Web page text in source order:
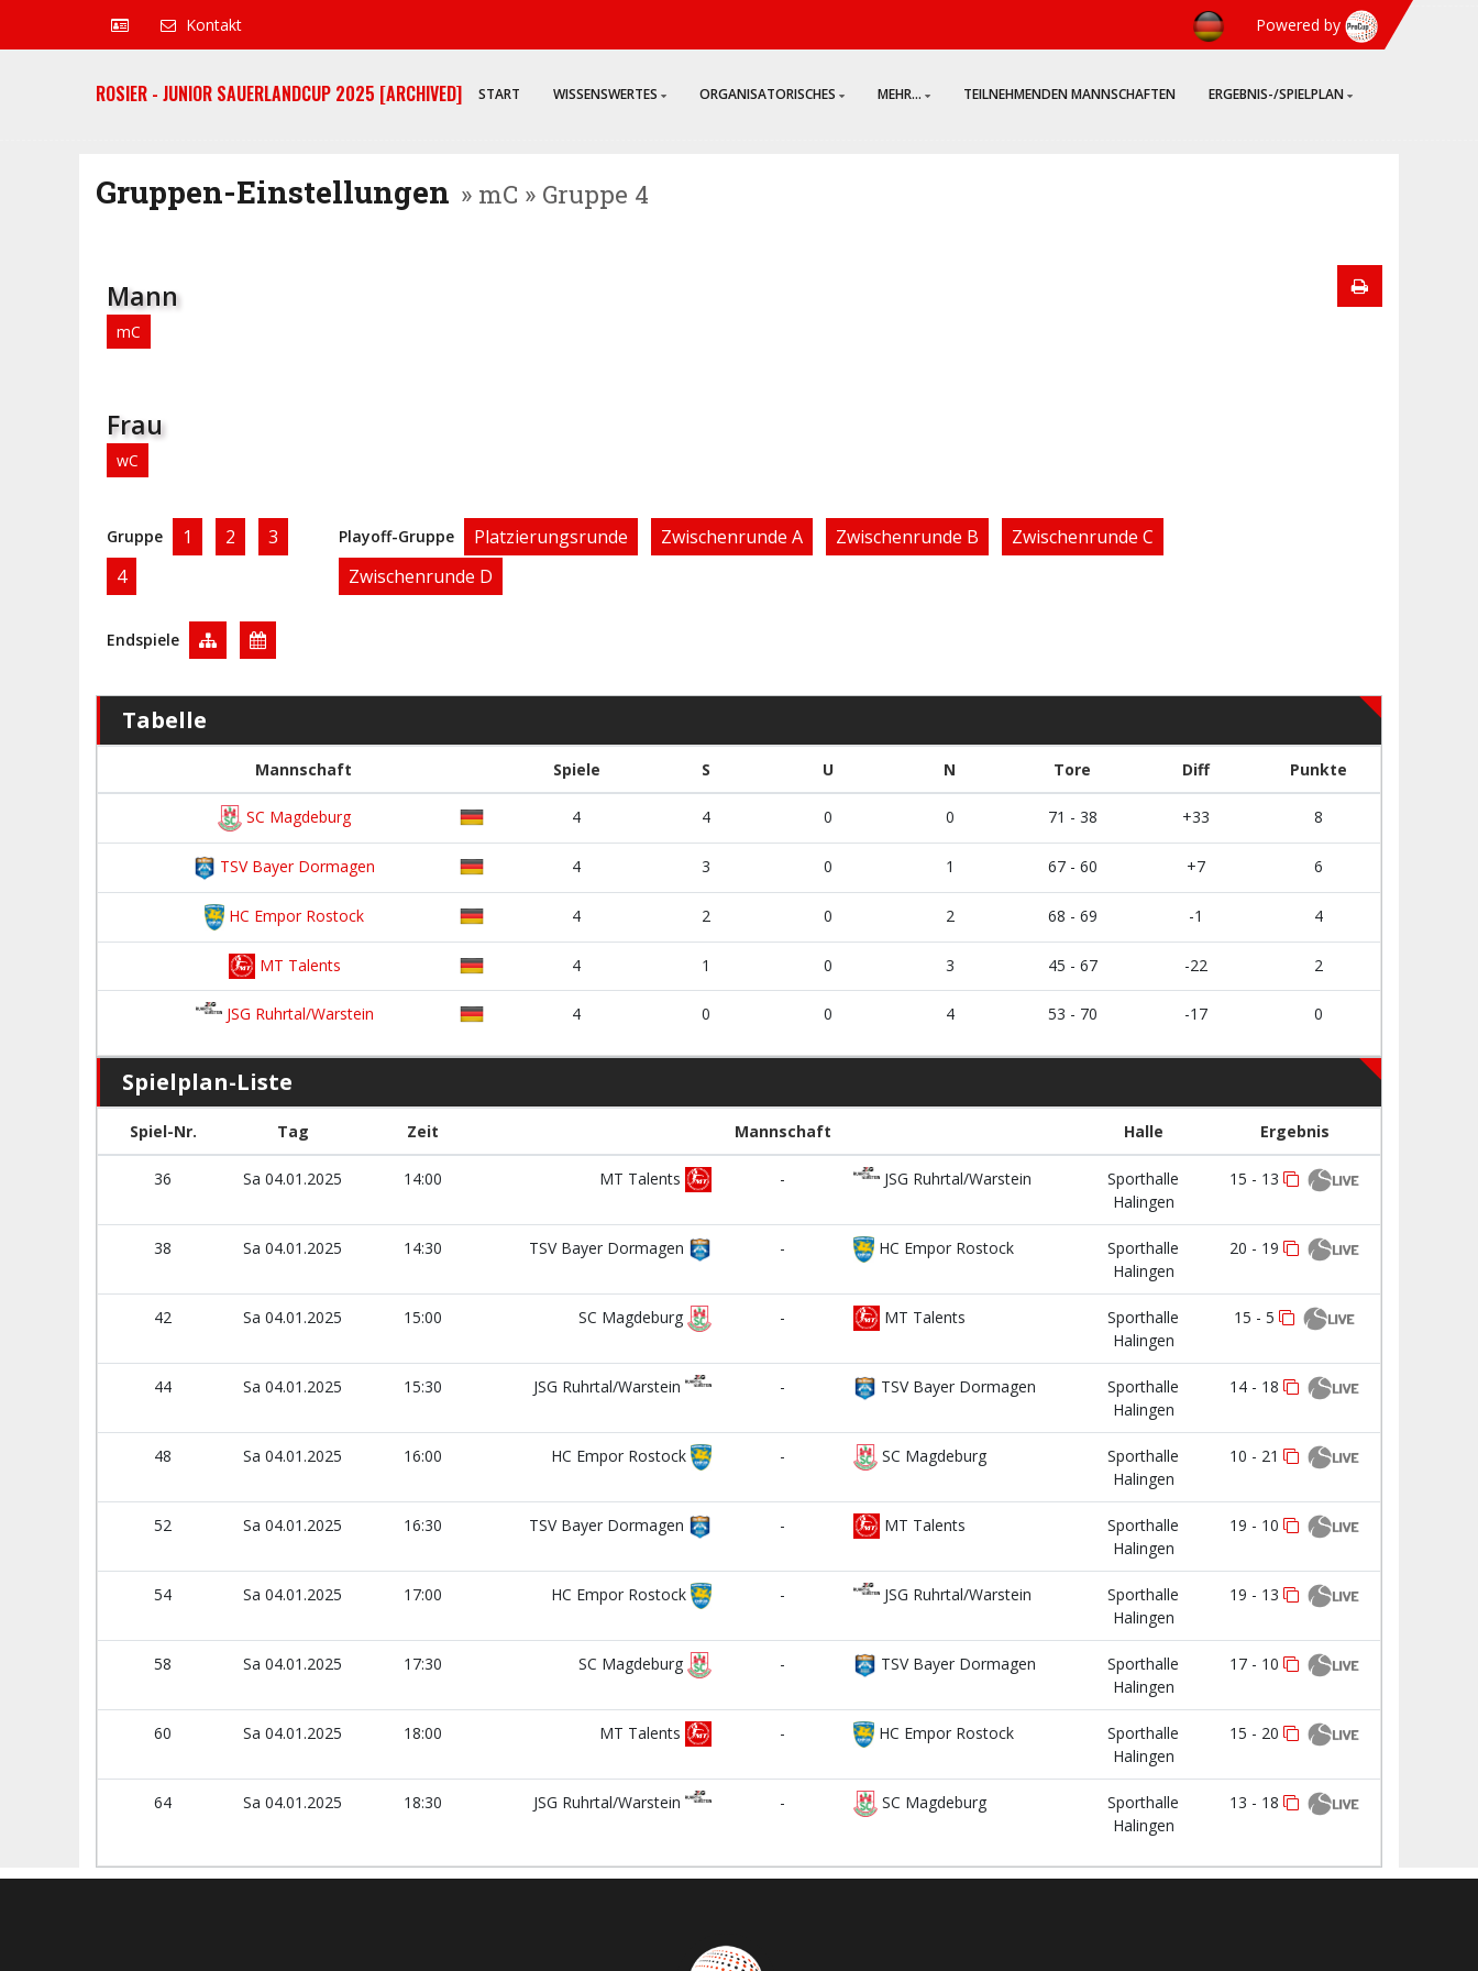
Kontakt Powered by
ROSIER - JUNIOR SAUERLANDCUP 2025 [ARCHIVED] START WISSENSWERTES ORGANISATORISCHES MEHR... TEILNEHMENDEN MANNSCHAFTEN ERGEBNIS-/SPIELPLAN
Gruppen-Einstellungen » mC » Gruppe 4
Mann
mC
Frau
wC
Gruppe 1 2
3
4
Playoff-Gruppe Platzierungsrunde Zwischenrunde A Zwischenrunde B
Zwischenrunde C
Zwischenrunde D
Endspiele
Tabelle
Mannschaft Spiele S U N Tore Diff Punkte
SC Magdeburg 4 4 0 0 71 - 38 +33 8
TSV Bayer Dormagen 4 3 0 1 67 - 60 +7 6
HC Empor Rostock 4 2 0 2 68 - 69 -1 4
MT Talents 4 1 0 3 45 - 67 -22 2
JSG Ruhrtal/Warstein 4 0 0 4 53 - 70 -17 0
Spielplan-Liste
Spiel-Nr. Tag Zeit Mannschaft Halle Ergebnis
36 Sa 04.01.2025 14:00 MT Talents - JSG Ruhrtal/Warstein
Sporthalle
Halingen
15 - 13
38 Sa 04.01.2025 14:30 TSV Bayer Dormagen - HC Empor Rostock
Sporthalle
Halingen
20 - 19
42 Sa 04.01.2025 15:00 SC Magdeburg - MT Talents
Sporthalle
Halingen
15 - 5
44 Sa 04.01.2025 15:30 JSG Ruhrtal/Warstein - TSV Bayer Dormagen
Sporthalle
Halingen
14 - 18
48 Sa 04.01.2025 16:00 HC Empor Rostock - SC Magdeburg
Sporthalle
Halingen
10 - 21
52 Sa 04.01.2025 16:30 TSV Bayer Dormagen - MT Talents
Sporthalle
Halingen
19 - 10
54 Sa 04.01.2025 17:00 HC Empor Rostock - JSG Ruhrtal/Warstein
Sporthalle
Halingen
19 - 13
58 Sa 04.01.2025 17:30 SC Magdeburg - TSV Bayer Dormagen
Sporthalle
Halingen
17 - 10
60 Sa 04.01.2025 18:00 MT Talents - HC Empor Rostock
Sporthalle
Halingen
15 - 20
64 Sa 04.01.2025 18:30 JSG Ruhrtal/Warstein - SC Magdeburg
Sporthalle
Halingen
13 - 18